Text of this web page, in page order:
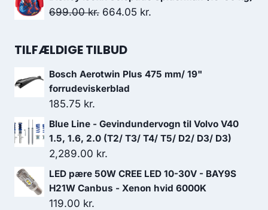
var:
er:
699.00kr. Den
pris
699.00 kr..
664.05 kr.
664.05 kr..
TILFÆLDIGE TILBUD
Bosch Aerotwin Plus 475 mm/ 19"
forrudeviskerblad
185.75 kr.
Blue Line - Gevindundervogn til Volvo V40
1.5, 1.6, 2.0 (T2/ T3/ T4/ T5/ D2/ D3/ D3)
2,289.00 kr.
LED pære 50W CREE LED 10-30V - BAY9S
H21W Canbus - Xenon hvid 6000K
119.00 kr.